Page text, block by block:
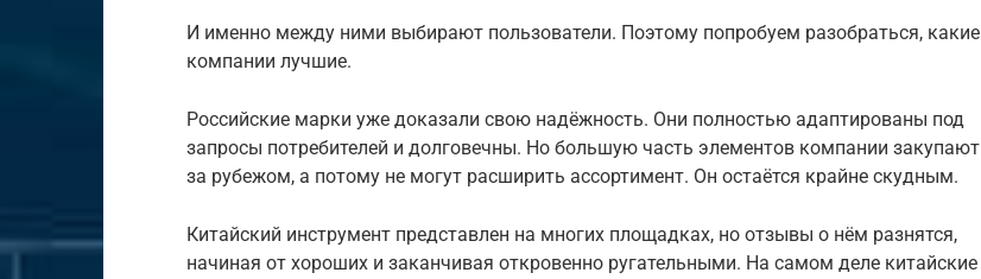
И именно между ними выбирают пользователи. Поэтому попробуем разобраться, какие
компании лучшие.
Российские марки уже доказали свою надёжность. Они полностью адаптированы под
запросы потребителей и долговечны. Но большую часть элементов компании закупают
за рубежом, а потому не могут расширить ассортимент. Он остаётся крайне скудным.
Китайский инструмент представлен на многих площадках, но отзывы о нём разнятся,
начиная от хороших и заканчивая откровенно ругательными. На самом деле китайские